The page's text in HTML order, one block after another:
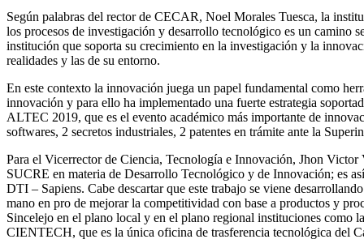
Según palabras del rector de CECAR, Noel Morales Tuesca, la
los procesos de investigación y desarrollo tecnológico es un camino
institución que soporta su crecimiento en la investigación y la
realidades y las de su entorno.
En este contexto la innovación juega un papel fundamental como
innovación y para ello ha implementado una fuerte estrategia
ALTEC 2019, que es el evento académico más importante de
softwares, 2 secretos industriales, 2 patentes en trámite ante la
Para el Vicerrector de Ciencia, Tecnología e Innovación, Jhon
SUCRE en materia de Desarrollo Tecnológico y de Innovación; es
DTI – Sapiens. Cabe descartar que este trabajo se viene
mano en pro de mejorar la competitividad con base a productos y
Sincelejo en el plano local y en el plano regional instituciones
CIENTECH, que es la única oficina de trasferencia tecnológica del